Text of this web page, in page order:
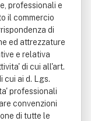
professionali e
il commercio
di
ed attrezzature
e relativa
di cui all'art.
cui ai d. Lgs.
professionali
convenzioni
di tutte le